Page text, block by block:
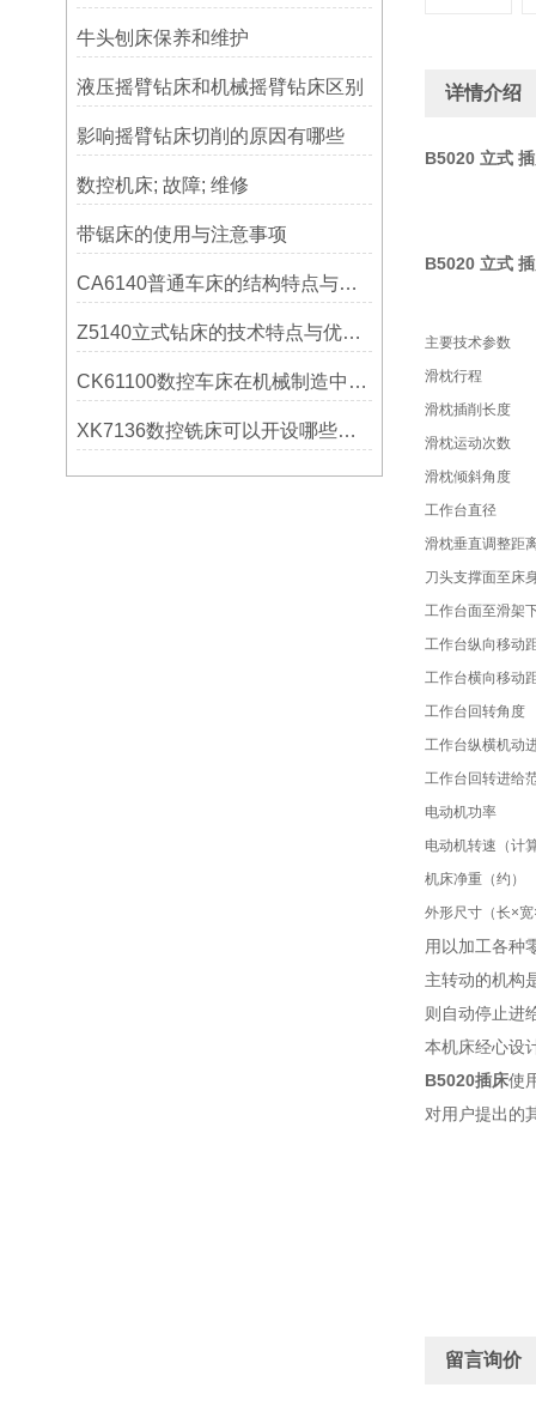
牛头刨床保养和维护
液压摇臂钻床和机械摇臂钻床区别
影响摇臂钻床切削的原因有哪些
数控机床; 故障; 维修
带锯床的使用与注意事项
CA6140普通车床的结构特点与工作原理解析
Z5140立式钻床的技术特点与优势分析
CK61100数控车床在机械制造中的实际表现
XK7136数控铣床可以开设哪些考核项目？
详情介绍
B5020 立式
B5020 立式
主要技术参数
滑枕行程
滑枕插削长度
滑枕运动次数
滑枕倾斜角度
工作台直径
滑枕垂直调整距
刀头支撑面至床
工作台面至滑架
工作台纵向移动
工作台横向移动
工作台回转角度
工作台纵横机动
工作台回转进给
电动机功率
电动机转速（计
机床净重（约）
外形尺寸（长×
用以加工各种
主转动的机构
则自动停止进
本机床经心设
B5020插床使
对用户提出的
留言询价